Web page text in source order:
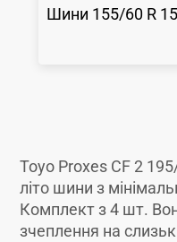
Шини 155/60 R 15
Toyo Proxes CF 2
літо шини з
Комплект з 4 шт.
зчеплення на